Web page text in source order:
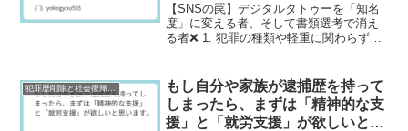
【SNSの罠】デジタルタトゥーを「知名
度」に変える者、そして書類選考で消え
る者❌ 1. 犯罪の種類や軽重に関わらず、
見られ続けるのが現実です。家族の中で1
人でも逮捕歴や前...
もし自分や家族が逮捕歴を持って
しまったら、まずは「精神的な支
援」と「就労支援」が欲しいと思